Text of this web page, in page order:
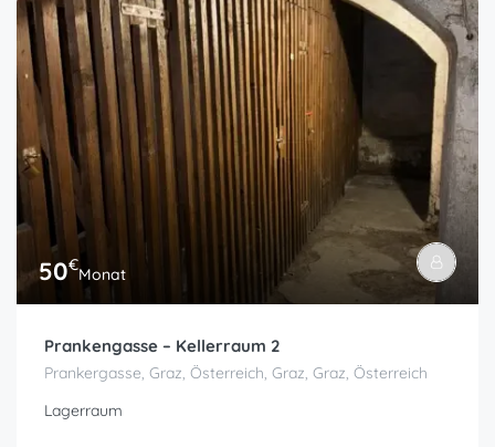
50€Monat
Prankengasse – Kellerraum 2
Prankergasse, Graz, Österreich, Graz, Graz, Österreich
Lagerraum